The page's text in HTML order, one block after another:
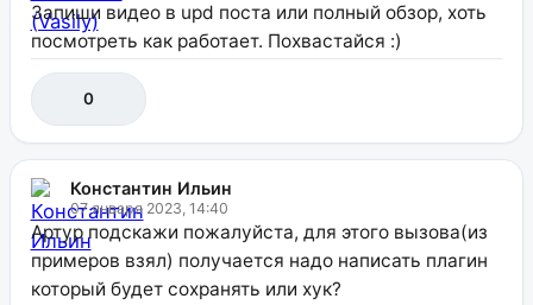
Запиши видео в upd поста или полный обзор, хоть
посмотреть как работает. Похвастайся :)
0
Константин Ильин
07 января 2023, 14:40
Артур подскажи пожалуйста, для этого вызова(из
примеров взял) получается надо написать плагин
который будет сохранять или хук?